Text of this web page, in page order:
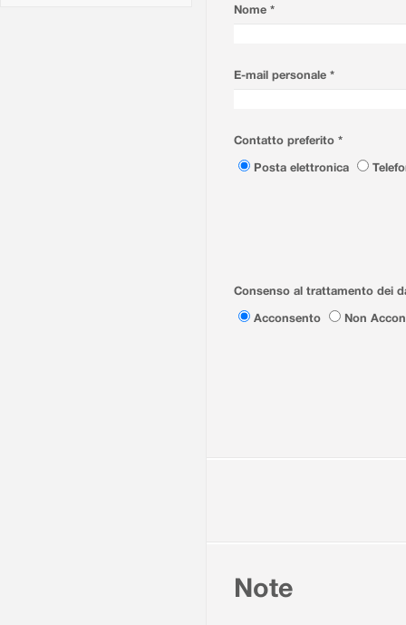
Nome *
E-mail personale *
Contatto preferito *
Posta elettronica
Consenso al trattamento dei
Acconsento
Non
Note